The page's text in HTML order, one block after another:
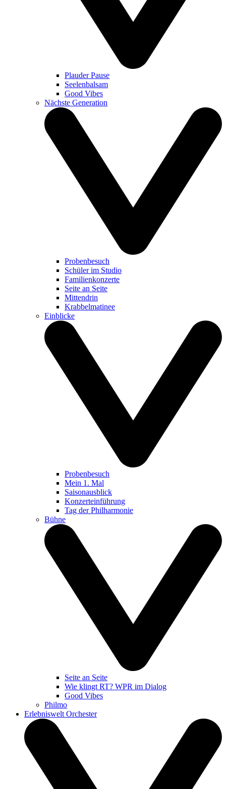
Plauder Pause
Seelenbalsam
Good Vibes
Nächste Generation
Probenbesuch
Schüler im Studio
Familienkonzerte
Seite an Seite
Mittendrin
Krabbelmatinee
Einblicke
Probenbesuch
Mein 1. Mal
Saisonausblick
Konzerteinführung
Tag der Philharmonie
Bühne
Seite an Seite
Wie klingt RT? WPR im Dialog
Good Vibes
Philmo
Erlebniswelt Orchester